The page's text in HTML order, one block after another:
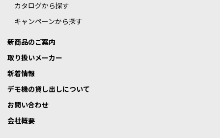
カタログから探す
キャンペーンから探す
新商品のご案内
取り扱いメーカー
新着情報
デモ機の貸し出しについて
お問い合わせ
会社概要